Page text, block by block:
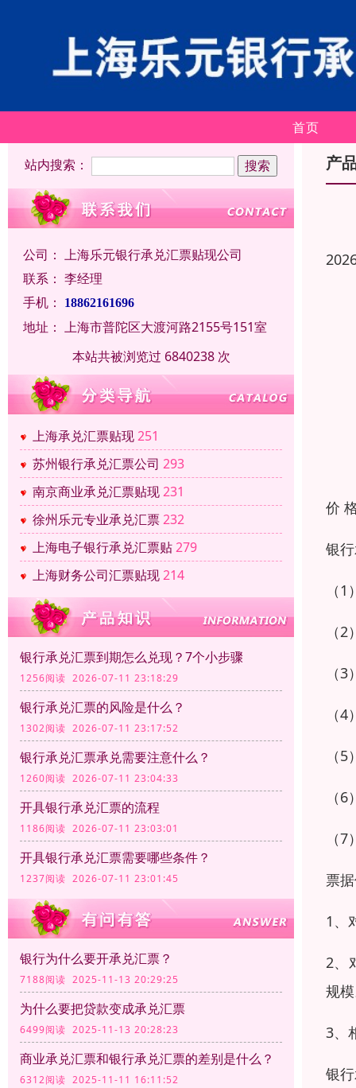
首页
站内搜索：
公司： 上海乐元银行承兑汇票贴现公司
联系： 李经理
手机：
18862161696
地址： 上海市普陀区大渡河路2155号151室
本站共被浏览过 6840238 次
上海承兑汇票贴现251
苏州银行承兑汇票公司 293
南京商业承兑汇票贴现231
徐州乐元专业承兑汇票232
上海电子银行承兑汇票贴279
上海财务公司汇票贴现214
银行承兑汇票到期怎么兑现？7个小步骤
1256阅读 2026-07-11 23:18:29
银行承兑汇票的风险是什么？
1302阅读 2026-07-11 23:17:52
银行承兑汇票承兑需要注意什么？
1260阅读 2026-07-11 23:04:33
开具银行承兑汇票的流程
1186阅读 2026-07-11 23:03:01
开具银行承兑汇票需要哪些条件？
1237阅读 2026-07-11 23:01:45
银行为什么要开承兑汇票？
7188阅读 2025-11-13 20:29:25
为什么要把贷款变成承兑汇票
6499阅读 2025-11-13 20:28:23
商业承兑汇票和银行承兑汇票的差别是什么？
6312阅读 2025-11-11 16:11:52
产
价
银
（
（
（
（
（
（
（
票
1、
2、
规
3、
银